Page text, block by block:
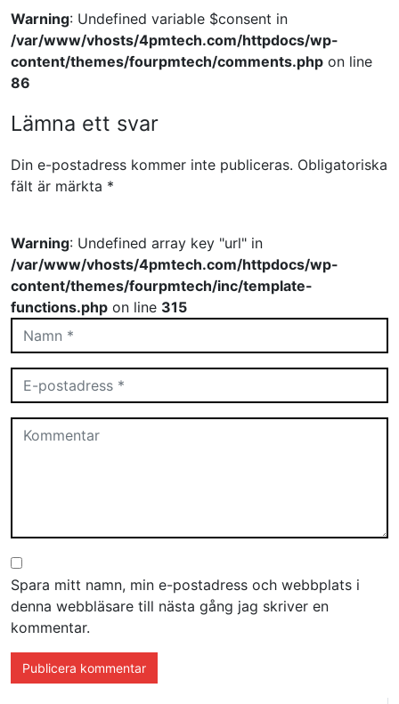
Warning: Undefined variable $consent in
/var/www/vhosts/4pmtech.com/httpdocs/wp-
content/themes/fourpmtech/comments.php on line
86
Lämna ett svar
Din e-postadress kommer inte publiceras. Obligatoriska
fält är märkta *
Warning: Undefined array key "url" in
/var/www/vhosts/4pmtech.com/httpdocs/wp-
content/themes/fourpmtech/inc/template-
functions.php on line 315
Spara mitt namn, min e-postadress och webbplats i
denna webbläsare till nästa gång jag skriver en
kommentar.